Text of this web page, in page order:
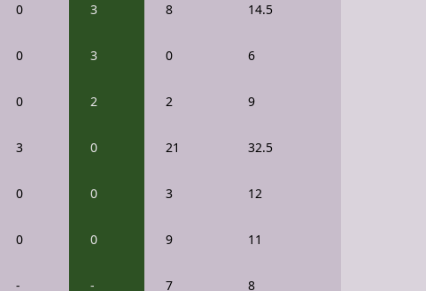
0 3 8 14.5
0 3 0 6
0 2 2 9
3 0 21 32.5
0 0 3 12
0 0 9 11
- - 7 8